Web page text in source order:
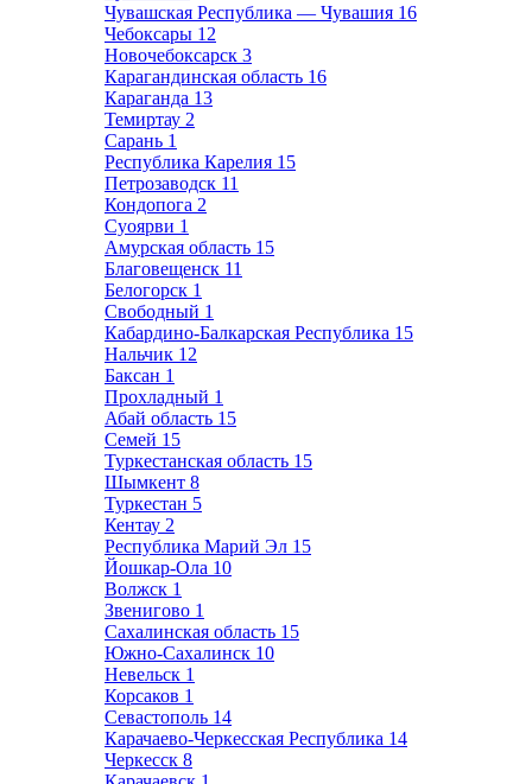
Чувашская Республика — Чувашия 16
Чебоксары 12
Новочебоксарск 3
Карагандинская область 16
Караганда 13
Темиртау 2
Сарань 1
Республика Карелия 15
Петрозаводск 11
Кондопога 2
Суоярви 1
Амурская область 15
Благовещенск 11
Белогорск 1
Свободный 1
Кабардино-Балкарская Республика 15
Нальчик 12
Баксан 1
Прохладный 1
Абай область 15
Семей 15
Туркестанская область 15
Шымкент 8
Туркестан 5
Кентау 2
Республика Марий Эл 15
Йошкар-Ола 10
Волжск 1
Звенигово 1
Сахалинская область 15
Южно-Сахалинск 10
Невельск 1
Корсаков 1
Севастополь 14
Карачаево-Черкесская Республика 14
Черкесск 8